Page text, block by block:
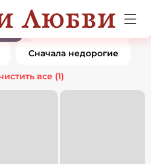
золото0 товаров
Сначала дорогие
Сначала недорогие
все (1)